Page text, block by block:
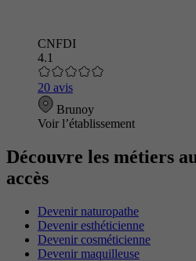
CNFDI
4.1
20 avis
Brunoy
Voir l’établissement
Découvre les métiers
accès
Devenir naturopathe
Devenir esthéticienne
Devenir cosméticienne
Devenir maquilleuse